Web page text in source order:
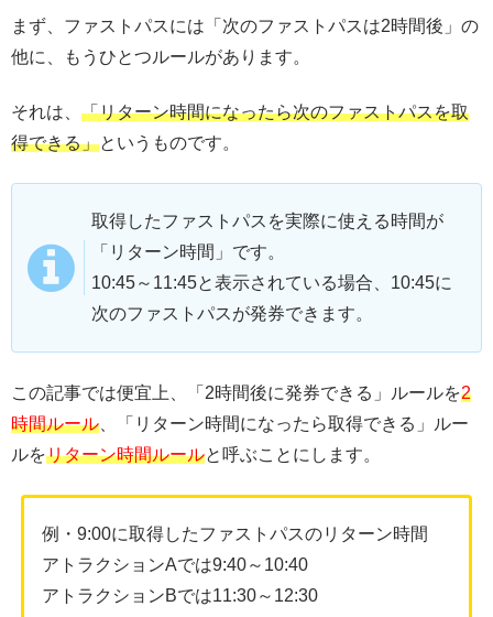
まず、ファストパスには「次のファストパスは2時間後」の
他に、もうひとつルールがあります。
それは、 「リターン時間になったら次のファストパスを取
得できる」というものです。
取得したファストパスを実際に使える時間が
「リターン時間」です。
10:45～11:45と表示されている場合、10:45に
次のファストパスが発券できます。
この記事では便宜上、「2時間後に発券できる」ルールを2
時間ルール 、「リターン時間になったら取得できる」ルー
ルをリターン時間ルールと呼ぶことにします。
例・9:00に取得したファストパスのリターン時間
アトラクションAでは9:40～10:40
アトラクションBでは11:30～12:30